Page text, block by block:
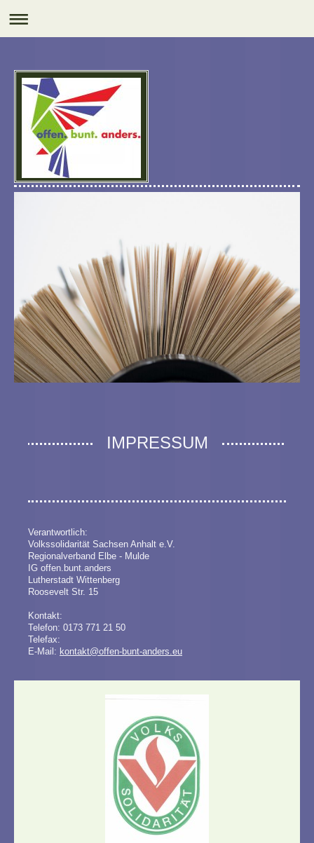
IMPRESSUM
Verantwortlich:
Volkssolidarität Sachsen Anhalt e.V.
Regionalverband Elbe - Mulde
IG offen.bunt.anders
Lutherstadt Wittenberg
Roosevelt Str. 15
Kontakt:
Telefon: 0173 771 21 50
Telefax:
E-Mail: kontakt@offen-bunt-anders.eu